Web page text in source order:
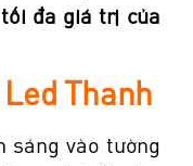
đa giá trị của
Thanh
sáng vào tường